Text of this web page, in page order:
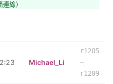
線）
Michael_Li
r1205
–
r1209